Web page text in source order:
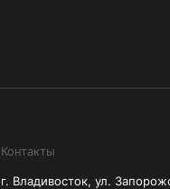
Контакты
г. Владивосток, ул.